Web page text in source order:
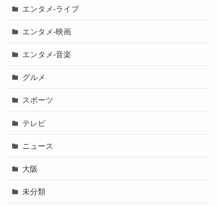
エンタメ-ライブ
エンタメ-映画
エンタメ-音楽
グルメ
スポーツ
テレビ
ニュース
大阪
未分類